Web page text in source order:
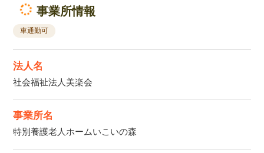
事業所情報
車通勤可
法人名
社会福祉法人美楽会
事業所名
特別養護老人ホームいこいの森